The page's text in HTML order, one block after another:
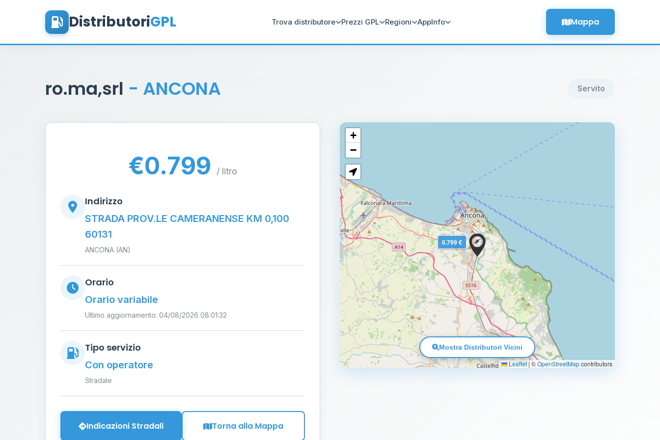
DistributoriGPL Trova distributore Prezzi GPL Regioni AppInfo Mappa
ro.ma,srl - ANCONA Servito
€0.799 / litro
Indirizzo
STRADA PROV.LE CAMERANENSE KM 0,100
60131
ANCONA (AN)
Orario
Orario variabile
Ultimo aggiornamento: 04/08/2026 08:01:32
Tipo servizio
Con operatore
Stradale
Indicazioni Stradali Torna alla Mappa
0.799 €
+
−
Leaflet |©OpenStreetMapcontributors
Mostra Distributori Vicini